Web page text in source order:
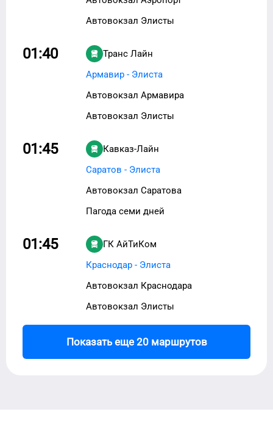
Автовокзал Элисты
01:40
Транс Лайн
Армавир - Элиста
Автовокзал Армавира
Автовокзал Элисты
01:45
Кавказ-Лайн
Саратов - Элиста
Автовокзал Саратова
Пагода семи дней
01:45
ГК АйТиКом
Краснодар - Элиста
Автовокзал Краснодара
Автовокзал Элисты
Показать еще 20 маршрутов